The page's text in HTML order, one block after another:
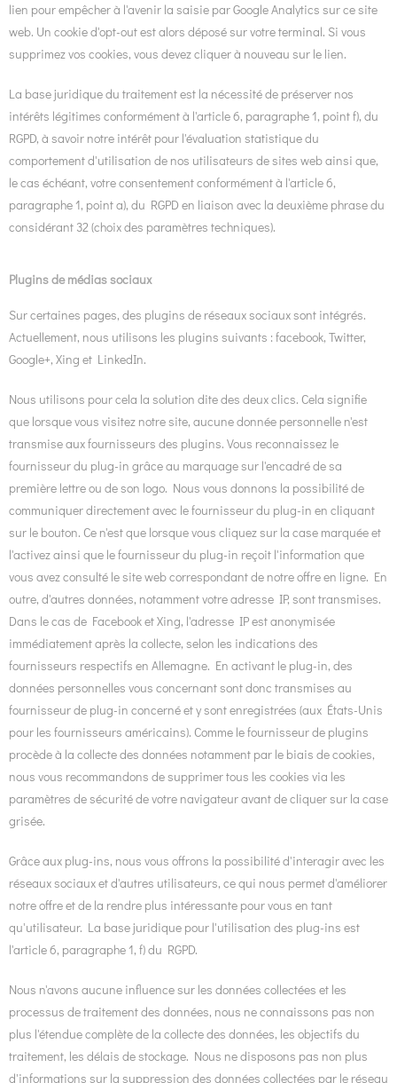
lien pour empêcher à l'avenir la saisie par Google Analytics sur ce site
web. Un cookie d'opt-out est alors déposé sur votre terminal. Si vous
supprimez vos cookies, vous devez cliquer à nouveau sur le lien.
La base juridique du traitement est la nécessité de préserver nos
intérêts légitimes conformément à l'article 6, paragraphe 1, point f), du
RGPD, à savoir notre intérêt pour l'évaluation statistique du
comportement d'utilisation de nos utilisateurs de sites web ainsi que,
le cas échéant, votre consentement conformément à l'article 6,
paragraphe 1, point a), du RGPD en liaison avec la deuxième phrase du
considérant 32 (choix des paramètres techniques).
Plugins de médias sociaux
Sur certaines pages, des plugins de réseaux sociaux sont intégrés.
Actuellement, nous utilisons les plugins suivants : facebook, Twitter,
Google+, Xing et LinkedIn.
Nous utilisons pour cela la solution dite des deux clics. Cela signifie
que lorsque vous visitez notre site, aucune donnée personnelle n'est
transmise aux fournisseurs des plugins. Vous reconnaissez le
fournisseur du plug-in grâce au marquage sur l'encadré de sa
première lettre ou de son logo. Nous vous donnons la possibilité de
communiquer directement avec le fournisseur du plug-in en cliquant
sur le bouton. Ce n'est que lorsque vous cliquez sur la case marquée et
l'activez ainsi que le fournisseur du plug-in reçoit l'information que
vous avez consulté le site web correspondant de notre offre en ligne. En
outre, d'autres données, notamment votre adresse IP, sont transmises.
Dans le cas de Facebook et Xing, l'adresse IP est anonymisée
immédiatement après la collecte, selon les indications des
fournisseurs respectifs en Allemagne. En activant le plug-in, des
données personnelles vous concernant sont donc transmises au
fournisseur de plug-in concerné et y sont enregistrées (aux États-Unis
pour les fournisseurs américains). Comme le fournisseur de plugins
procède à la collecte des données notamment par le biais de cookies,
nous vous recommandons de supprimer tous les cookies via les
paramètres de sécurité de votre navigateur avant de cliquer sur la case
grisée.
Grâce aux plug-ins, nous vous offrons la possibilité d'interagir avec les
réseaux sociaux et d'autres utilisateurs, ce qui nous permet d'améliorer
notre offre et de la rendre plus intéressante pour vous en tant
qu'utilisateur. La base juridique pour l'utilisation des plug-ins est
l'article 6, paragraphe 1, f) du RGPD.
Nous n'avons aucune influence sur les données collectées et les
processus de traitement des données, nous ne connaissons pas non
plus l'étendue complète de la collecte des données, les objectifs du
traitement, les délais de stockage. Nous ne disposons pas non plus
d'informations sur la suppression des données collectées par le réseau